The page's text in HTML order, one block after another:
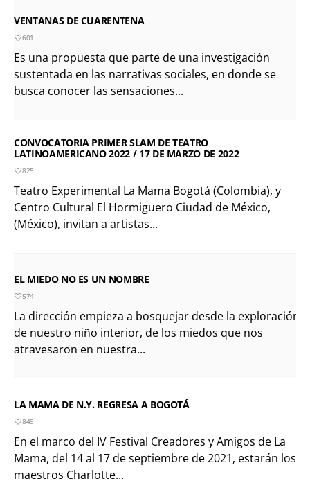
VENTANAS DE CUARENTENA
601
Es una propuesta que parte de una investigación
sustentada en las narrativas sociales, en donde se
busca conocer las sensaciones...
CONVOCATORIA PRIMER SLAM DE TEATRO
LATINOAMERICANO 2022 / 17 DE MARZO DE 2022
825
Teatro Experimental La Mama Bogotá (Colombia), y
Centro Cultural El Hormiguero Ciudad de México,
(México), invitan a artistas...
EL MIEDO NO ES UN NOMBRE
574
La dirección empieza a bosquejar desde la exploración
de nuestro niño interior, de los miedos que nos
atravesaron en nuestra...
LA MAMA DE N.Y. REGRESA A BOGOTÁ
849
En el marco del IV Festival Creadores y Amigos de La
Mama, del 14 al 17 de septiembre de 2021, estarán los
maestros Charlotte...